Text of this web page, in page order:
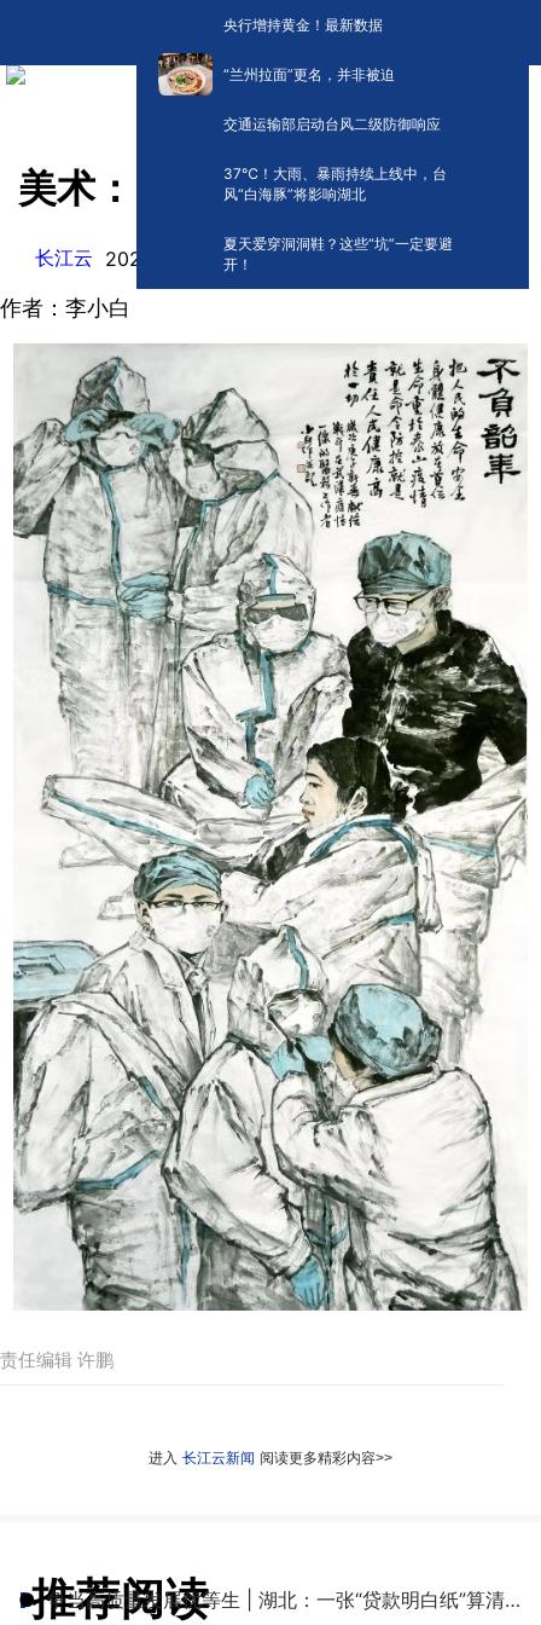
央行增持黄金！最新数据
“兰州拉面”更名，并非被迫
交通运输部启动台风二级防御响应
​37℃！大雨、暴雨持续上线中，台
风“白海豚”将影响湖北
夏天爱穿洞洞鞋？这些“坑”一定要避
开！
美术：《不负韶华》
长江云 2020-03-25 09:51阅读: 0
作者：李小白
责任编辑 许鹏
进入 长江云新闻 阅读更多精彩内容>>
推荐阅读
● 争当高质量发展优等生 | 湖北：一张“贷款明白纸”算清融资成本账